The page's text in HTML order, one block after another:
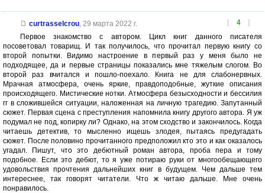
[ 4 ]
curtrasselcrou, 29 марта 2022 г.
Первое знакомство с автором. Цикл книг данного писателя
посоветовал товарищ. И так получилось, что прочитал первую книгу со
второй попытки. Видимо настроение в первый раз у меня было не
подходящее, да и первые страницы показались мне тяжелым слогом. Во
второй раз вчитался и пошло-поехало. Книга не для слабонервных.
Мрачная атмосфера, очень яркие, правдоподобные, жуткие описания
происходящего. Мистические нотки. Атмосфера безысходности и бессилия
гг в сложившейся ситуации, наложенная на личную трагедию. Запутанный
сюжет. Первая сцена с преступления напомнила книгу другого автора. Я уж
подумал не под, копирку ли? Однако, на этом сходство и закончилось. Когда
читаешь детектив, то мысленно ищешь злодея, пытаясь предугадать
сюжет. После половино прочитанного предположил кто это и как оказалось
угадал. Пишут, что это дебютный роман автора, проба пера и тому
подобное. Если это дебют, то я уже потираю руки от многообещающего
удовольствия прочтения дальнейших книг в будущем. Чем дальше тем
интереснее, так говорят читатели. Что ж читаю дальше. Мне очень
понравилось.